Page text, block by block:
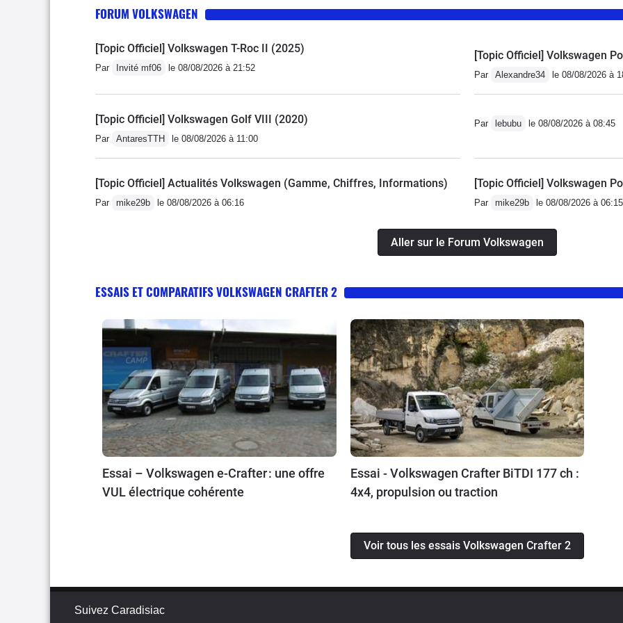
FORUM VOLKSWAGEN
[Topic Officiel] Volkswagen T-Roc II (2025)
Par Invité mf06 le 08/08/2026 à 21:52
[Topic Officiel] Volkswagen
Par Alexandre34 le 08/08/2026 à
[Topic Officiel] Volkswagen Golf VIII (2020)
Par AntaresTTH le 08/08/2026 à 11:00
Par lebubu le 08/08/2026 à 08:45
[Topic Officiel] Actualités Volkswagen (Gamme, Chiffres, Informations)
Par mike29b le 08/08/2026 à 06:16
[Topic Officiel] Volkswagen
Par mike29b le 08/08/2026 à 06:15
Aller sur le Forum Volkswagen
ESSAIS ET COMPARATIFS VOLKSWAGEN CRAFTER 2
Essai – Volkswagen e-Crafter : une offre
VUL électrique cohérente
Essai - Volkswagen Crafter BiTDI 177 ch :
4x4, propulsion ou traction
Voir tous les essais Volkswagen Crafter 2
Suivez Caradisiac